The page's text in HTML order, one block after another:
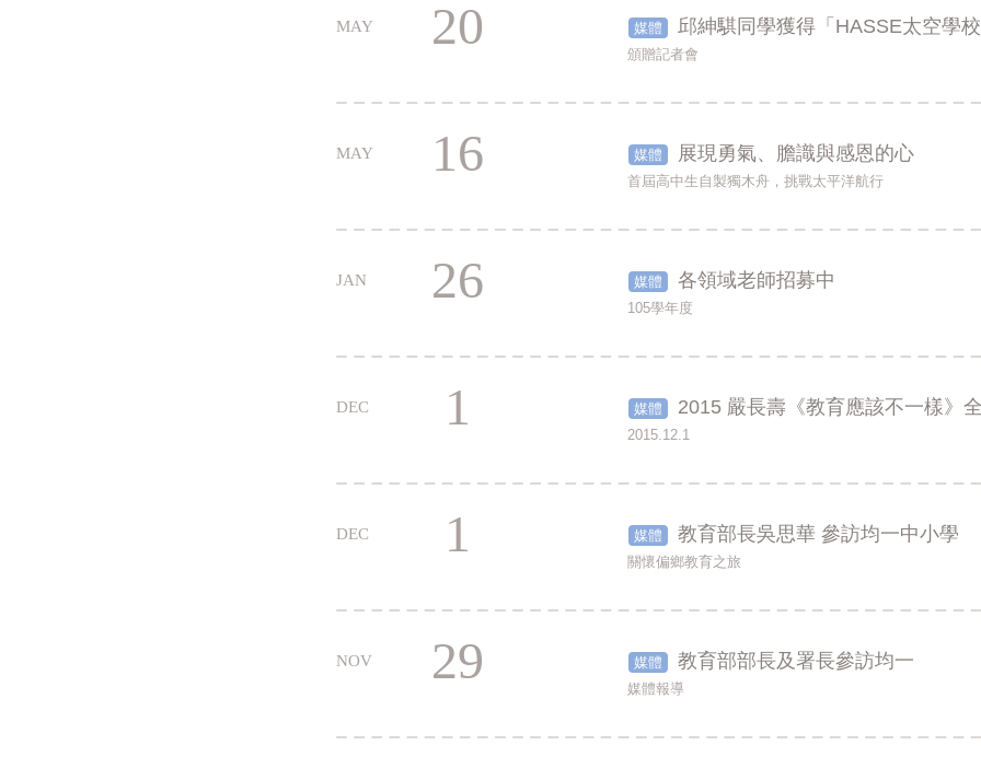
MAY 20 媒體 邱紳騏同學獲得「HASSE太空學校
頒贈記者會
MAY 16 媒體 展現勇氣、膽識與感恩的心
首屆高中生自製獨木舟，挑戰太平洋航行
JAN 26 媒體 各領域老師招募中
105學年度
DEC 1 媒體 2015 嚴長壽《教育應該不一樣》
2015.12.1
DEC 1 媒體 教育部長吳思華 參訪均一中小學
關懷偏鄉教育之旅
NOV 29 媒體 教育部部長及署長參訪均一
媒體報導